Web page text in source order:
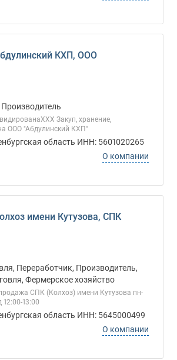
КХП, ООО
Закуп, хранение,
ООО "Абдулинский КХП"
область ИНН: 5601020265
О компании
имени Кутузова, СПК
Переработчик, Производитель,
Фермерское хозяйство
СПК (Колхоз) имени Кутузова пн-
12:00-13:00
область ИНН: 5645000499
О компании